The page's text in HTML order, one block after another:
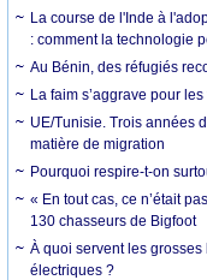
La course de l'Inde à
: comment la technologie
Au Bénin, des réfugiés
La faim s’aggrave pour
UE/Tunisie. Trois années
matière de migration
Pourquoi respire-t-on
« En tout cas, ce n’était
130 chasseurs de Bigfoot
À quoi servent les
électriques ?